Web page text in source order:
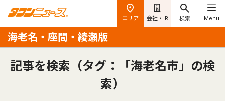
エリア 会社・IR 検索 Menu
海老名・座間・綾瀬版
記事を検索（タグ：「海老名市」の検
索）